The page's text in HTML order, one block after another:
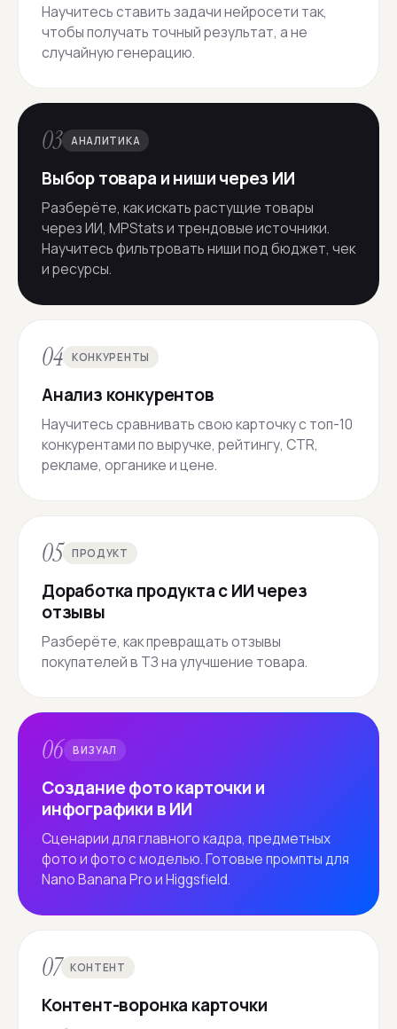
Научитесь ставить задачи нейросети так,
чтобы получать точный результат, а не
случайную генерацию.
03 АНАЛИТИКА
Выбор товара и ниши через ИИ
Разберёте, как искать растущие товары
через ИИ, MPStats и трендовые источники.
Научитесь фильтровать ниши под бюджет, чек
и ресурсы.
04 КОНКУРЕНТЫ
Анализ конкурентов
Научитесь сравнивать свою карточку с топ-10
конкурентами по выручке, рейтингу, CTR,
рекламе, органике и цене.
05 ПРОДУКТ
Доработка продукта с ИИ через
отзывы
Разберёте, как превращать отзывы
покупателей в ТЗ на улучшение товара.
06 ВИЗУАЛ
Создание фото карточки и
инфографики в ИИ
Сценарии для главного кадра, предметных
фото и фото с моделью. Готовые промпты для
Nano Banana Pro и Higgsfield.
07 КОНТЕНТ
Контент-воронка карточки